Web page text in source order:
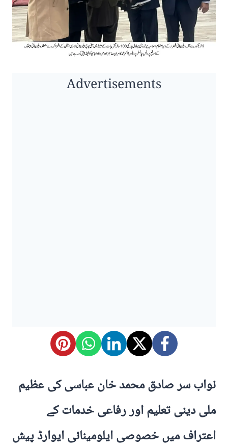
Advertisements
نواب سر صادق محمد خان عباسی کی عظیم
ملی دینی تعلیم اور رفاعی خدمات کے
اعتراف میں خصوصی ایلومینائی ایوارڈ پیش